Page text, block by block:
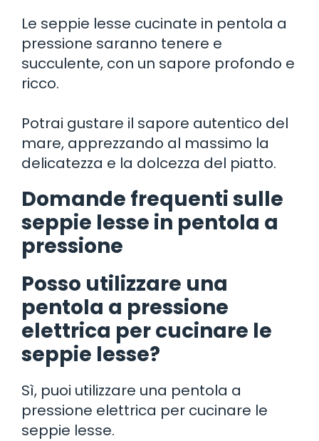
Le seppie lesse cucinate in pentola a
pressione saranno tenere e
succulente, con un sapore profondo e
ricco.
Potrai gustare il sapore autentico del
mare, apprezzando al massimo la
delicatezza e la dolcezza del piatto.
Domande frequenti sulle
seppie lesse in pentola a
pressione
Posso utilizzare una
pentola a pressione
elettrica per cucinare le
seppie lesse?
Sì, puoi utilizzare una pentola a
pressione elettrica per cucinare le
seppie lesse.